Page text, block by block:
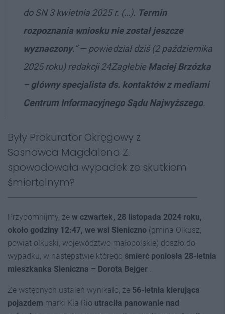
do SN 3 kwietnia 2025 r. (…). Termin
rozpoznania wniosku nie został jeszcze
wyznaczony.” — powiedział dziś (2 października
2025 roku) redakcji 24Zagłebie Maciej Brzózka
– główny specjalista ds. kontaktów z mediami
Centrum Informacyjnego Sądu Najwyższego.
Były Prokurator Okręgowy z
Sosnowca Magdalena Z.
spowodowała wypadek ze skutkiem
śmiertelnym?
Przypomnijmy, że w czwartek, 28 listopada 2024 roku,
około godziny 12:47, we wsi Sieniczno (gmina Olkusz,
powiat olkuski, województwo małopolskie) doszło do
wypadku, w następstwie którego śmierć poniosła 28-letnia
mieszkanka Sieniczna – Dorota Bejger .
Ze wstępnych ustaleń wynikało, że 56-letnia kierująca
pojazdem marki Kia Rio utraciła panowanie nad